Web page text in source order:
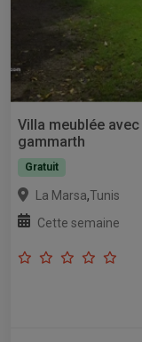
Villa meublée
gammarth
Gratuit
La Marsa,Tunis
Cette semaine